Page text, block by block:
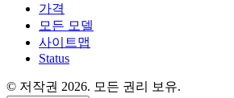
가격
모든 모델
사이트맵
Status
© 저작권 2026. 모든 권리 보유.